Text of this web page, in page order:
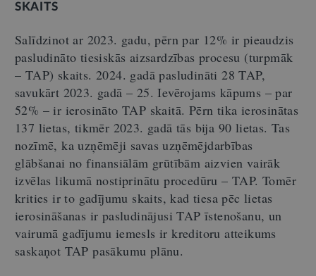
SKAITS
Salīdzinot ar 2023. gadu, pērn par 12% ir pieaudzis
pasludināto tiesiskās aizsardzības procesu (turpmāk
– TAP) skaits. 2024. gadā pasludināti 28 TAP,
savukārt 2023. gadā – 25. Ievērojams kāpums – par
52% – ir ierosināto TAP skaitā. Pērn tika ierosinātas
137 lietas, tikmēr 2023. gadā tās bija 90 lietas. Tas
nozīmē, ka uzņēmēji savas uzņēmējdarbības
glābšanai no finansiālām grūtībām aizvien vairāk
izvēlas likumā nostiprinātu procedūru – TAP. Tomēr
krities ir to gadījumu skaits, kad tiesa pēc lietas
ierosināšanas ir pasludinājusi TAP īstenošanu, un
vairumā gadījumu iemesls ir kreditoru atteikums
saskaņot TAP pasākumu plānu.